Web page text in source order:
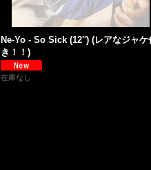
Ne-Yo - So Sick (12'') (レアなジャケ
き！！)
在庫なし